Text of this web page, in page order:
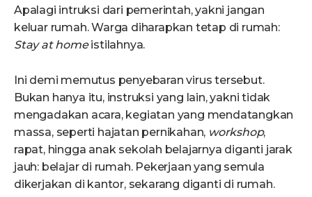
Apalagi intruksi dari pemerintah, yakni jangan
keluar rumah. Warga diharapkan tetap di rumah:
Stay at homeistilahnya.
Ini demi memutus penyebaran virus tersebut.
Bukan hanya itu, instruksi yang lain, yakni tidak
mengadakan acara, kegiatan yang mendatangkan
massa, seperti hajatan pernikahan, workshop,
rapat, hingga anak sekolah belajarnya diganti jarak
jauh: belajar di rumah. Pekerjaan yang semula
dikerjakan di kantor, sekarang diganti di rumah.